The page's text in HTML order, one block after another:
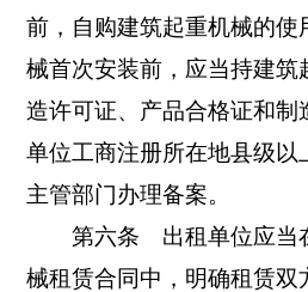
前，自购建筑起重机械的使
械首次安装前，应当持建筑
造许可证、产品合格证和制
单位工商注册所在地县级以
主管部门办理备案。
第六条 出租单位应当
械租赁合同中，明确租赁双